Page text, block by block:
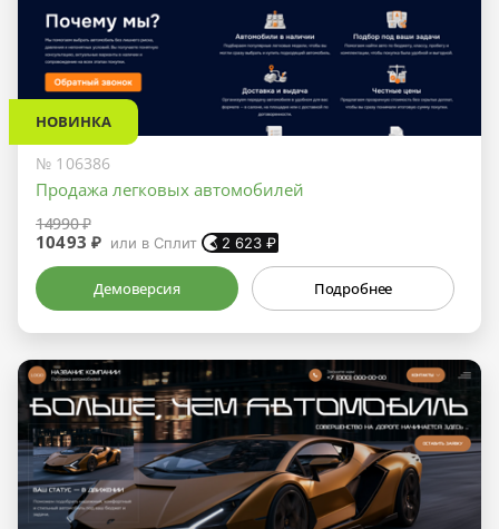
НОВИНКА
№ 106386
Продажа легковых автомобилей
14990 ₽
10493 ₽ или в Сплит 2 623 ₽
Демоверсия Подробнее